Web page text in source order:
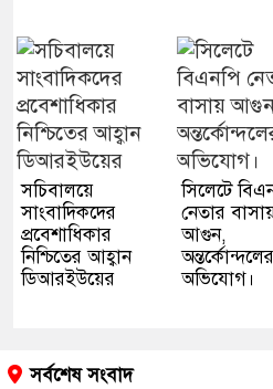
সচিবালয়ে
সাংবাদিকদের
প্রবেশাধিকার
নিশ্চিতের আহ্বান
ডিআরইউয়ের
সিলেটে
নেতার
আগুন,
অন্তর্কোন্দলের
অভিযোগ।
সর্বশেষ সংবাদ